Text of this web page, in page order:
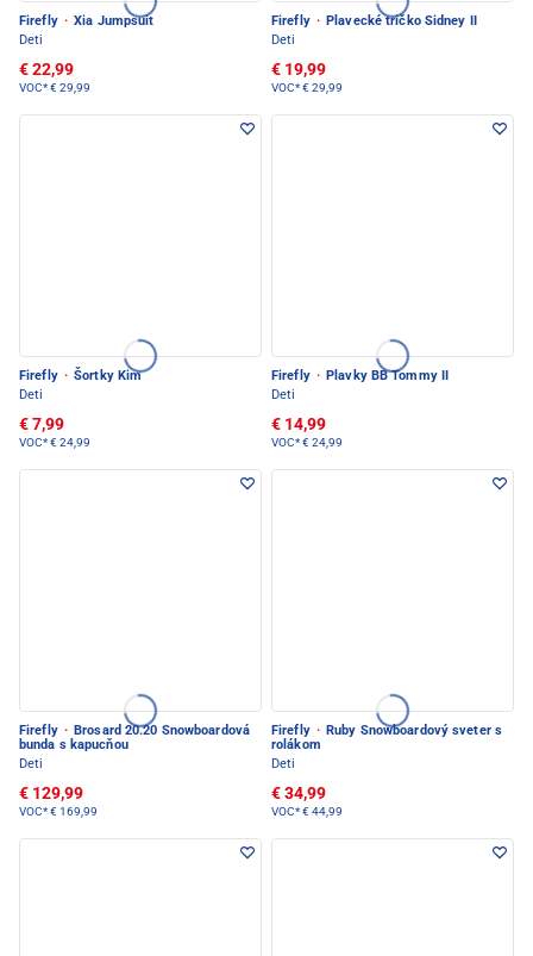
Firefly · Xia Jumpsuit
Deti
€ 22,99
VOC*€ 29,99
Firefly · Plavecké tričko Sidney II
Deti
€ 19,99
VOC*€ 29,99
Firefly · Šortky Kim
Deti
€ 7,99
VOC*€ 24,99
Firefly · Plavky BB Tommy II
Deti
€ 14,99
VOC*€ 24,99
Firefly · Brosard 20.20 Snowboardová
bunda s kapucňou
Deti
€ 129,99
VOC*€ 169,99
Firefly · Ruby Snowboardový sveter s
rolákom
Deti
€ 34,99
VOC*€ 44,99